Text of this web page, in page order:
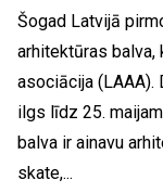
Šogad Latvijā
arhitektūras balva,
asociācija (LAAA).
ilgs līdz 25.
balva ir ainavu
skate,...